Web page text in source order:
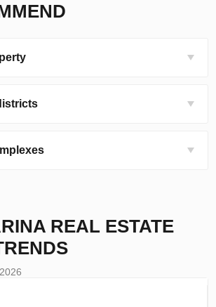
REAL ESTATE